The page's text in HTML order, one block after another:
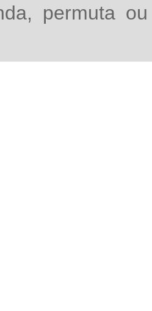
permuta